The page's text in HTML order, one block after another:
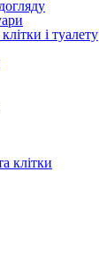
і туалету
клітки